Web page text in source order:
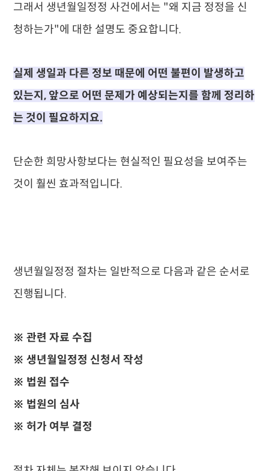
그래서 생년월일정정 사건에서는 "왜 지금 정정을 신
청하는가"에 대한 설명도 중요합니다.
실제 생일과 다른 정보 때문에 어떤 불편이 발생하고
있는지, 앞으로 어떤 문제가 예상되는지를 함께 정리하
는 것이 필요하지요.
단순한 희망사항보다는 현실적인 필요성을 보여주는
것이 훨씬 효과적입니다.
생년월일정정 절차는 일반적으로 다음과 같은 순서로
진행됩니다.
※ 관련 자료 수집
※ 생년월일정정 신청서 작성
※ 법원 접수
※ 법원의 심사
※ 허가 여부 결정